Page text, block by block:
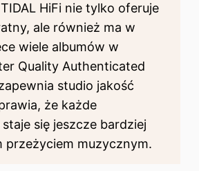
HiFi nie tylko oferuje
ale również ma w
wiele albumów w
Quality Authenticated
studio jakość
że każde
staje się jeszcze bardziej
przeżyciem muzycznym.